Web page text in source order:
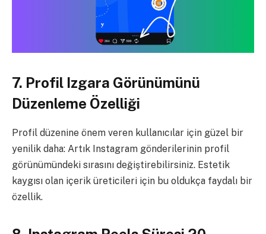
7. Profil Izgara Görünümünü
Düzenleme Özelliği
Profil düzenine önem veren kullanıcılar için güzel bir
yenilik daha: Artık Instagram gönderilerinin profil
görünümündeki sırasını değiştirebilirsiniz. Estetik
kaygısı olan içerik üreticileri için bu oldukça faydalı bir
özellik.